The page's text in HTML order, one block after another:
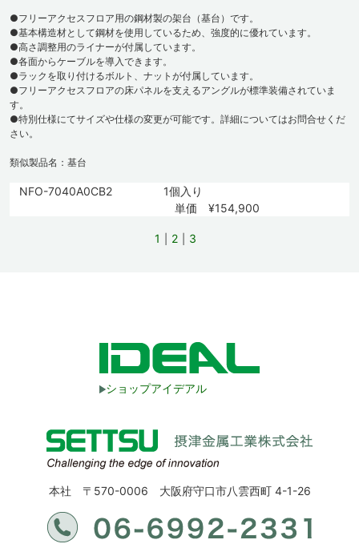
●フリーアクセスフロア用の鋼材製の架台（基台）です。
●基本構造材として鋼材を使用しているため、強度的に優れています。
●高さ調整用のライナーが付属しています。
●各面からケーブルを導入できます。
●ラックを取り付けるボルト、ナットが付属しています。
●フリーアクセスフロアの床パネルを支えるアングルが標準装備されていま
す。
●特別仕様にてサイズや仕様の変更が可能です。詳細についてはお問合せくだ
さい。
類似製品名：基台
NFO-7040A0CB2
1個入り
単価 ¥154,900
1 2 3
ショップアイデアル
本社 〒570-0006 大阪府守口市八雲西町 4-1-26